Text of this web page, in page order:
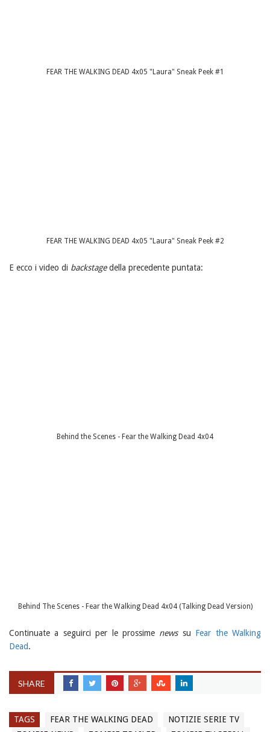
FEAR THE WALKING DEAD 4x05 "Laura" Sneak Peek #1
FEAR THE WALKING DEAD 4x05 "Laura" Sneak Peek #2
E ecco i video di backstagedella precedente puntata:
Behind the Scenes - Fear the Walking Dead 4x04
Behind The Scenes - Fear the Walking Dead 4x04 (Talking Dead Version)
Continuate a seguirci per le prossime newssu Fear the Walking
Dead.
SHARE
TAGS FEAR THE WALKING DEAD
NOTIZIE SERIE TV